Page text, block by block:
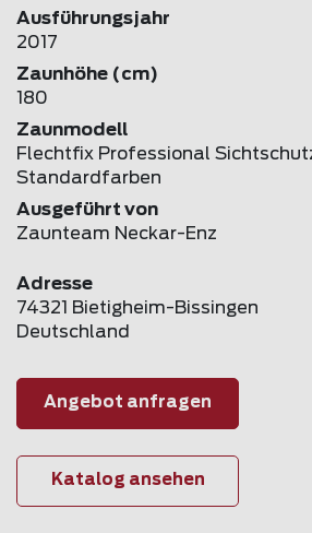
Ausführungsjahr
2017
Zaunhöhe (cm)
180
Zaunmodell
Flechtfix Professional
Standardfarben
Ausgeführt von
Zaunteam Neckar-Enz
Adresse
74321 Bietigheim-Bissingen
Deutschland
Angebot anfragen
Katalog ansehen